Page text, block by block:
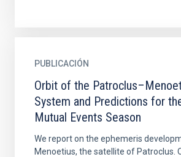
PUBLICACIÓN
Orbit of the
System and Predictions for
Mutual Events Season
We report on the ephemeris
Menoetius, the satellite of Patroclus.